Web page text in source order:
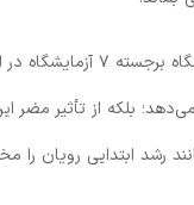
در ایالات متحده
بلکه از تأثیر مضر
رشد ابتدایی رویان را